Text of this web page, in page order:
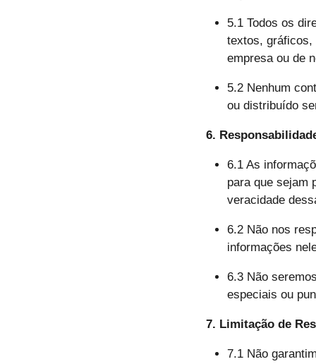
5.1 Todos os
textos, gráficos,
empresa ou de
5.2 Nenhum
ou distribuído
6.
6.1 As
para que sejam
veracidade
6.2 Não nos
informações
6.3 Não
especiais ou
7. Limitação de
7.1 Não